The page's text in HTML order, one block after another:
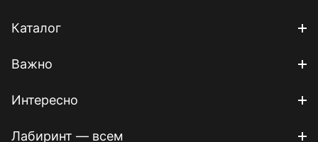
Каталог
Важно
Интересно
Лабиринт — всем